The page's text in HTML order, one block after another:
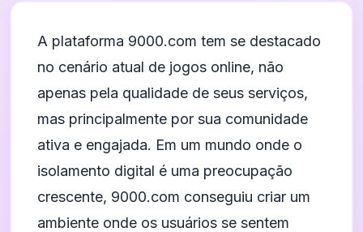
A plataforma 9000.com tem se destacado
no cenário atual de jogos online, não
apenas pela qualidade de seus serviços,
mas principalmente por sua comunidade
ativa e engajada. Em um mundo onde o
isolamento digital é uma preocupação
crescente, 9000.com conseguiu criar um
ambiente onde os usuários se sentem